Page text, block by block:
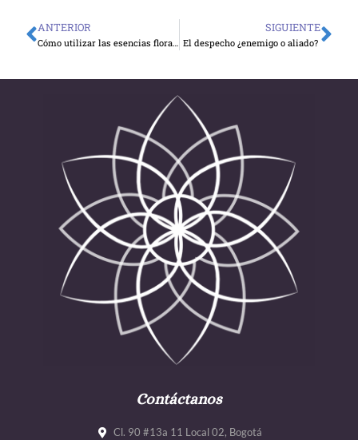
Ant
ANTERIOR
Cómo utilizar las esencias florales en mascotas
SIGUIENTE
El despecho ¿enemigo o aliado?
Contáctanos
Cl. 90 #13a 11 Local 02, Bogotá